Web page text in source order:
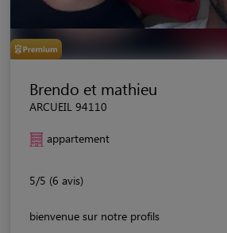
Brendo et mathieu
ARCUEIL 94110
appartement
5/5 (6 avis)
bienvenue sur notre profils